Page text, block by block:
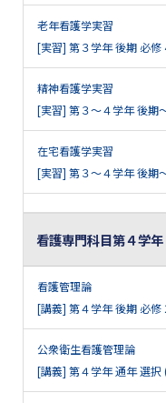
老年看護学実習
[実習] 第３学年 後期 必修
精神看護学実習
[実習] 第３～４学年 後期
在宅看護学実習
[実習] 第３～４学年 後期
看護専門科目第４学年
看護管理論
[講義] 第４学年 後期 必修
公衆衛生看護管理論
[講義] 第４学年 通年 選択